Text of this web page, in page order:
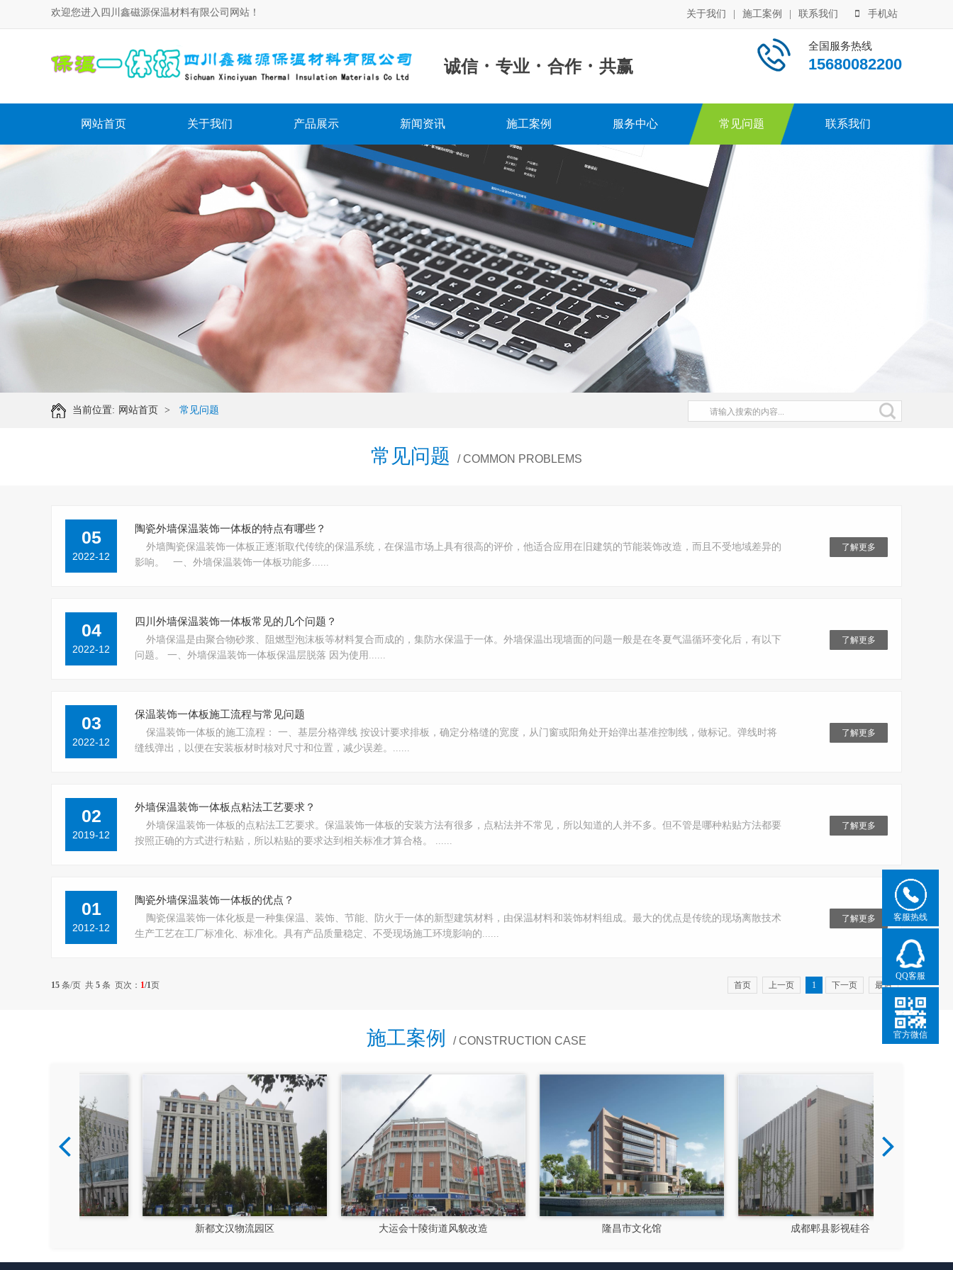
欢迎您进入四川鑫磁源保温材料有限公司网站！ 关于我们 施工案例 联系我们 手机站
诚信 · 专业 · 合作 · 共赢
全国服务热线
15680082200
网站首页 关于我们 产品展示 新闻资讯 施工案例 服务中心 常见问题 联系我们
当前位置: 网站首页 > 常见问题
常见问题 / COMMON PROBLEMS
05
2022-12
陶瓷外墙保温装饰一体板的特点有哪些？
外墙陶瓷保温装饰一体板正逐渐取代传统的保温系统，在保温市场上具有很高的评价，他适合应用在旧建筑的节能装饰改造，而且不受地域差异的
影响。 一、外墙保温装饰一体板功能多......
了解更多
04
2022-12
四川外墙保温装饰一体板常见的几个问题？
外墙保温是由聚合物砂浆、阻燃型泡沫板等材料复合而成的，集防水保温于一体。外墙保温出现墙面的问题一般是在冬夏气温循环变化后，有以下
问题。 一、外墙保温装饰一体板保温层脱落 因为使用......
了解更多
03
2022-12
保温装饰一体板施工流程与常见问题
保温装饰一体板的施工流程： 一、基层分格弹线 按设计要求排板，确定分格缝的宽度，从门窗或阳角处开始弹出基准控制线，做标记。弹线时将
缝线弹出，以便在安装板材时核对尺寸和位置，减少误差。......
了解更多
02
2019-12
外墙保温装饰一体板点粘法工艺要求？
外墙保温装饰一体板的点粘法工艺要求。保温装饰一体板的安装方法有很多，点粘法并不常见，所以知道的人并不多。但不管是哪种粘贴方法都要
按照正确的方式进行粘贴，所以粘贴的要求达到相关标准才算合格。 ......
了解更多
01
2012-12
陶瓷外墙保温装饰一体板的优点？
陶瓷保温装饰一体化板是一种集保温、装饰、节能、防火于一体的新型建筑材料，由保温材料和装饰材料组成。最大的优点是传统的现场离散技术
生产工艺在工厂标准化、标准化。具有产品质量稳定、不受现场施工环境影响的......
了解更多
15 条/页 共 5 条 页次： 1/1页 首页 上一页 1 下一页 最后
施工案例 / CONSTRUCTION CASE
新都文汉物流园区 大运会十陵街道风貌改造 隆昌市文化馆 成都郫县影视硅谷
客服热线
QQ客服
官方微信